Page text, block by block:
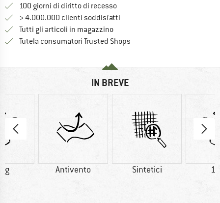
100 giorni di diritto di recessoVai alla politica di recesso qui
> 4.000.000 clienti soddisfatti
Tutti gli articoli in magazzino
Tutela consumatori Trusted Shops
IN BREVE
g Antivento Sintetici